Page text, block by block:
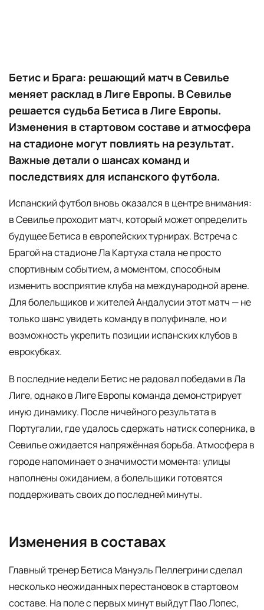
Бетис и Брага: решающий матч в Севилье
меняет расклад в Лиге Европы. В Севилье
решается судьба Бетиса в Лиге Европы.
Изменения в стартовом составе и атмосфера
на стадионе могут повлиять на результат.
Важные детали о шансах команд и
последствиях для испанского футбола.
Испанский футбол вновь оказался в центре внимания:
в Севилье проходит матч, который может определить
будущее Бетиса в европейских турнирах. Встреча с
Брагой на стадионе Ла Картуха стала не просто
спортивным событием, а моментом, способным
изменить восприятие клуба на международной арене.
Для болельщиков и жителей Андалусии этот матч — не
только шанс увидеть команду в полуфинале, но и
возможность укрепить позиции испанских клубов в
еврокубках.
В последние недели Бетис не радовал победами в Ла
Лиге, однако в Лиге Европы команда демонстрирует
иную динамику. После ничейного результата в
Португалии, где удалось сдержать натиск соперника, в
Севилье ожидается напряжённая борьба. Атмосфера в
городе напоминает о значимости момента: улицы
наполнены ожиданием, а болельщики готовятся
поддерживать своих до последней минуты.
Изменения в составах
Главный тренер Бетиса Мануэль Пеллегрини сделал
несколько неожиданных перестановок в стартовом
составе. На поле с первых минут выйдут Пао Лопес,